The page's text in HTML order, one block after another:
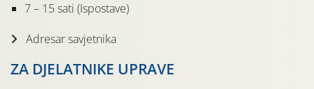
7 – 15 sati (Ispostave)
Adresar savjetnika
ZA DJELATNIKE UPRAVE